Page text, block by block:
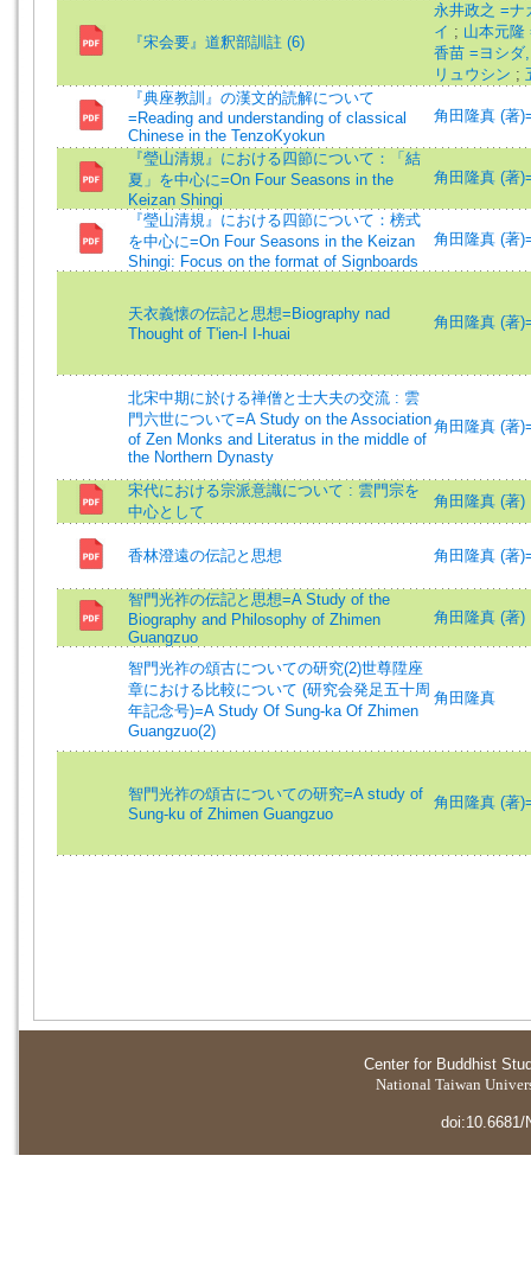
『宋会要』道釈部訓註 (6)
永井政之 =
イ ; 山本元
香苗 =ヨシ
リュウシン ;
『典座教訓』の漢文的読解について
=Reading and understanding of classical
Chinese in the TenzoKyokun
角田隆真 (著
『瑩山清規』における四節について：「結
夏」を中心に=On Four Seasons in the
Keizan Shingi
角田隆真 (著
『瑩山清規』における四節について：榜式
を中心に=On Four Seasons in the Keizan
Shingi: Focus on the format of Signboards
角田隆真 (著
天衣義懐の伝記と思想=Biography nad
Thought of T'ien-I I-huai
角田隆真 (著
北宋中期に於ける禅僧と士大夫の交流 : 雲
門六世について=A Study on the Association
of Zen Monks and Literatus in the middle of
the Northern Dynasty
角田隆真 (著
宋代における宗派意識について : 雲門宗を
中心として
角田隆真 (著)
香林澄遠の伝記と思想 角田隆真 (著
智門光祚の伝記と思想=A Study of the
Biography and Philosophy of Zhimen
Guangzuo
角田隆真 (著)
智門光祚の頌古についての研究(2)世尊陞座
章における比較について (研究会発足五十周
年記念号)=A Study Of Sung-ka Of Zhimen
Guangzuo(2)
角田隆真
智門光祚の頌古についての研究=A study of
Sung-ku of Zhimen Guangzuo
角田隆真 (著
Center for Buddhist
National Taiwan
doi:10.6681/